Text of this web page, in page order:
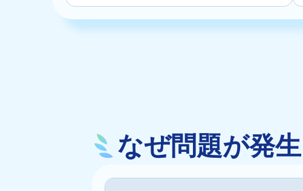
なぜ問題が発